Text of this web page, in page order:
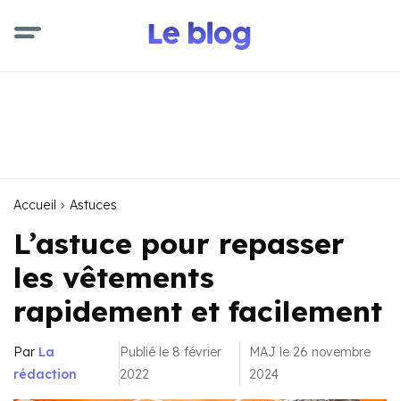
Accueil Astuces
L’astuce pour repasser
les vêtements
rapidement et facilement
Par La
rédaction
Publié le 8 février
2022
MAJ le 26 novembre
2024